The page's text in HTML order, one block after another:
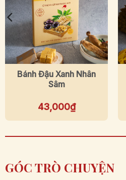
Bánh Đậu Xanh Nhân
Sâm
43,000₫
GÓC TRÒ CHUYỆN